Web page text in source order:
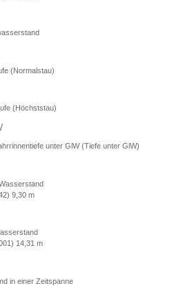
(Normalstau)
(Höchststau)
unter GlW (Tiefe unter GlW)
9,30 m
14,31 m
in einer Zeitspanne